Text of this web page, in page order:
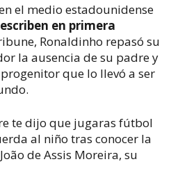
el medio estadounidense
en primera
Ronaldinho repasó su
la ausencia de su padre y
que lo llevó a ser
te dijo que jugaras fútbol
al niño tras conocer la
de Assis Moreira, su